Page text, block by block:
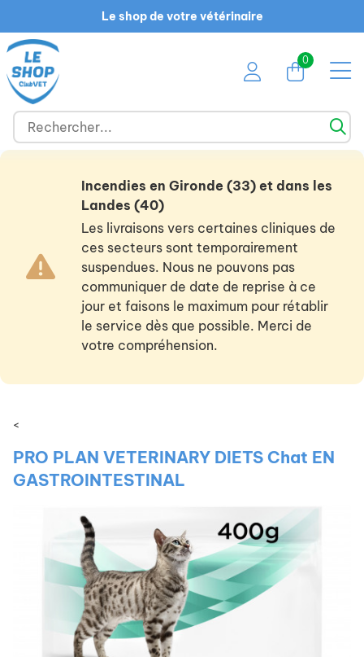
Le shop de votre vétérinaire
0
Incendies en Gironde (33) et dans les
Landes (40)
Les livraisons vers certaines cliniques de
ces secteurs sont temporairement
suspendues. Nous ne pouvons pas
communiquer de date de reprise à ce
jour et faisons le maximum pour rétablir
le service dès que possible. Merci de
votre compréhension.
<
PRO PLAN VETERINARY DIETS Chat EN
GASTROINTESTINAL